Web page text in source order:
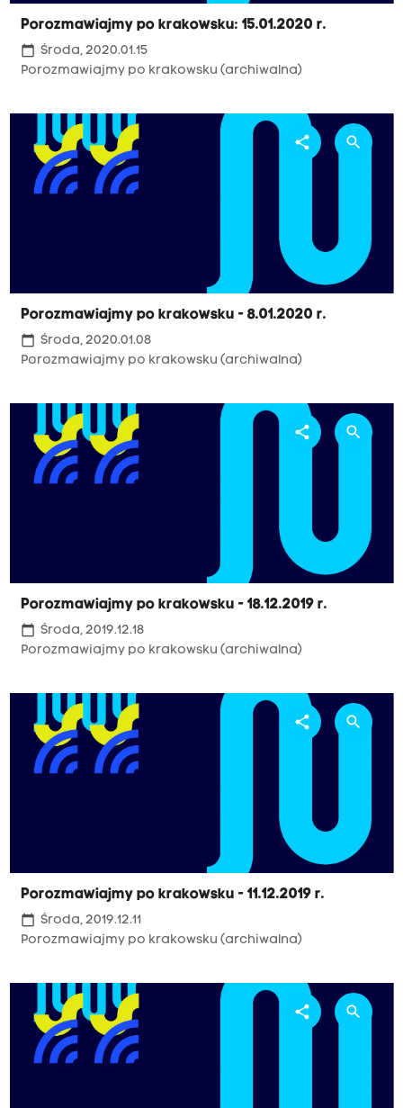
Porozmawiajmy po krakowsku: 15.01.2020 r.
calendar_today Środa, 2020.01.15
Porozmawiajmy po krakowsku (archiwalna)
Porozmawiajmy po krakowsku - 8.01.2020 r.
calendar_today Środa, 2020.01.08
Porozmawiajmy po krakowsku (archiwalna)
share search
Porozmawiajmy po krakowsku - 18.12.2019 r.
calendar_today Środa, 2019.12.18
Porozmawiajmy po krakowsku (archiwalna)
share search
Porozmawiajmy po krakowsku - 11.12.2019 r.
calendar_today Środa, 2019.12.11
Porozmawiajmy po krakowsku (archiwalna)
share search
share search